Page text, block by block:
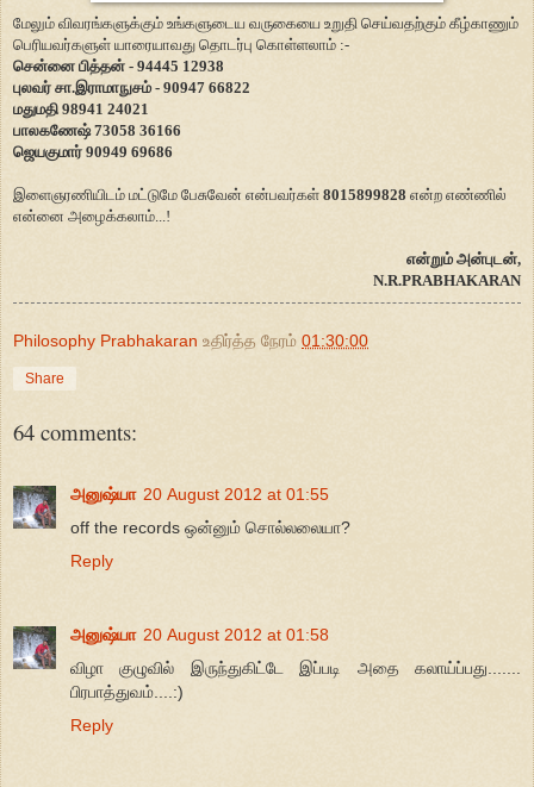
மேலும் விவரங்களுக்கும் உங்களுடைய வருகையை உறுதி செய்வதற்கும் கீழ்காணும்
பெரியவர்களுள் யாரையாவது தொடர்பு கொள்ளலாம் :-
சென்னை பித்தன் - 94445 12938
புலவர் சா.இராமாநுசம் - 90947 66822
மதுமதி 98941 24021
பாலகணேஷ் 73058 36166
ஜெயகுமார் 90949 69686
இளைஞரணியிடம் மட்டுமே பேசுவேன் என்பவர்கள் 8015899828 என்ற எண்ணில்
என்னை அழைக்கலாம்...!
என்றும் அன்புடன்,
N.R.PRABHAKARAN
Philosophy Prabhakaran உதிர்த்த நேரம் 01:30:00
Share
64 comments:
அனுஷ்யா 20 August 2012 at 01:55
off the records ஒன்னும் சொல்லலையா?
Reply
அனுஷ்யா 20 August 2012 at 01:58
விழா குழுவில் இருந்துகிட்டே இப்படி அதை கலாய்ப்பது.......
பிரபாத்துவம்....:)
Reply